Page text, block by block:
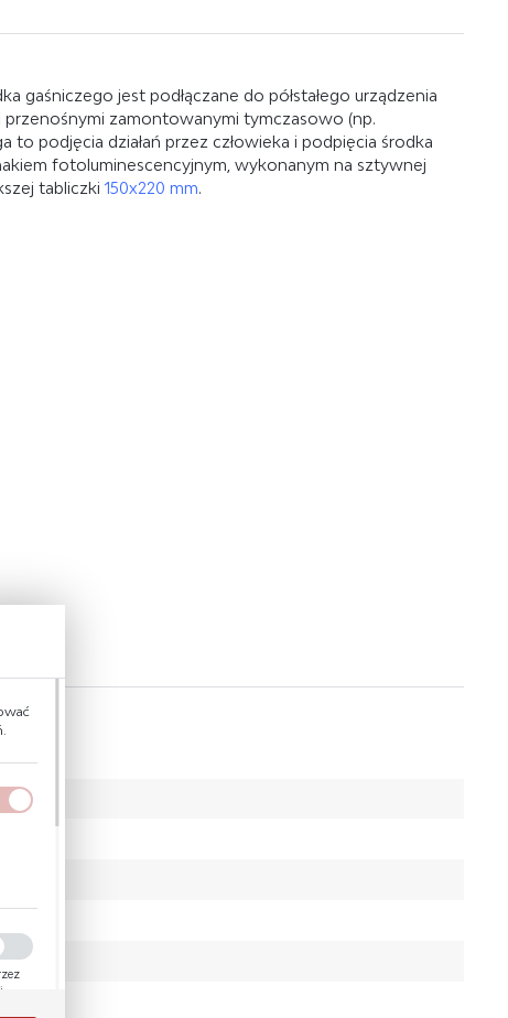
gaśniczego jest podłączane do półstałego urządzenia
przenośnymi zamontowanymi tymczasowo (np.
to podjęcia działań przez człowieka i podpięcia środka
fotoluminescencyjnym, wykonanym na sztywnej
tabliczki 150x220 mm.